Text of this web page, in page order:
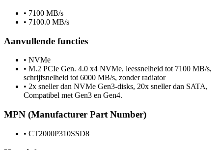
• 7100 MB/s
• 7100.0 MB/s
Aanvullende functies
• NVMe
• M.2 PCIe Gen. 4.0 x4 NVMe, leessnelheid tot 7100 MB/s,
schrijfsnelheid tot 6000 MB/s, zonder radiator
• 2x sneller dan NVMe Gen3-disks, 20x sneller dan SATA,
Compatibel met Gen3 en Gen4.
MPN (Manufacturer Part Number)
• CT2000P310SSD8